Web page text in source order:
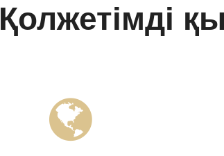
Қолжетімді